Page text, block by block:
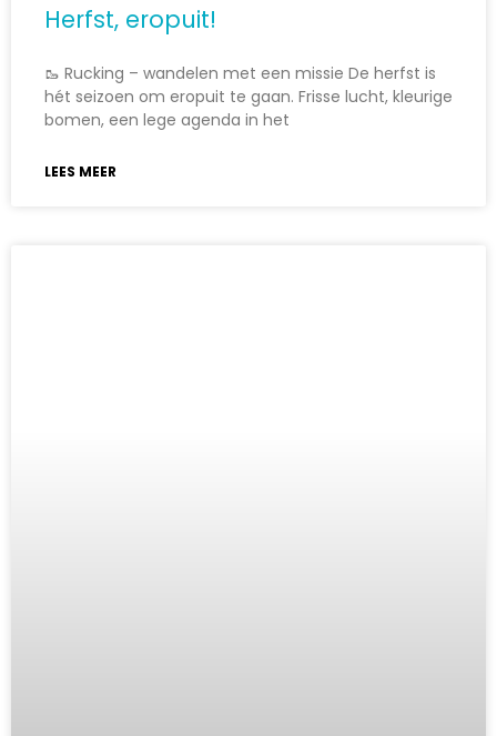
Herfst, eropuit!
🥾 Rucking – wandelen met een missie De herfst is
hét seizoen om eropuit te gaan. Frisse lucht, kleurige
bomen, een lege agenda in het
LEES MEER